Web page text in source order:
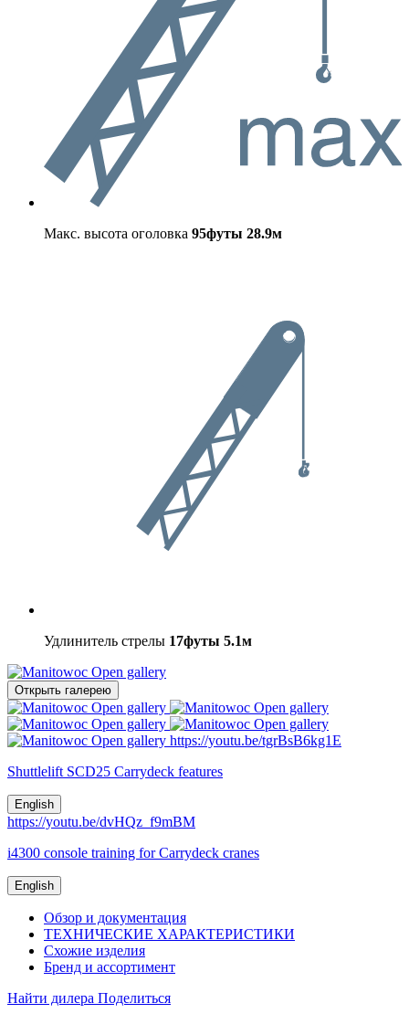
Макс. высота оголовка 95футы 28.9м
Удлинитель стрелы 17футы 5.1м
Open gallery
Открыть галерею
Open gallery
Open gallery
Open gallery
Open gallery
Open gallery https://youtu.be/tgrBsB6kg1E
Shuttlelift SCD25 Carrydeck features
English
https://youtu.be/dvHQz_f9mBM
i4300 console training for Carrydeck cranes
English
Обзор и документация
ТЕХНИЧЕСКИЕ ХАРАКТЕРИСТИКИ
Схожие изделия
Бренд и ассортимент
Найти дилера Поделиться